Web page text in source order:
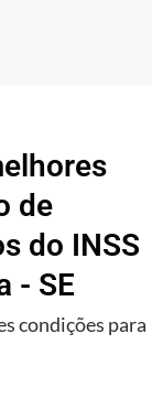
de
do INSS
- SE
condições para